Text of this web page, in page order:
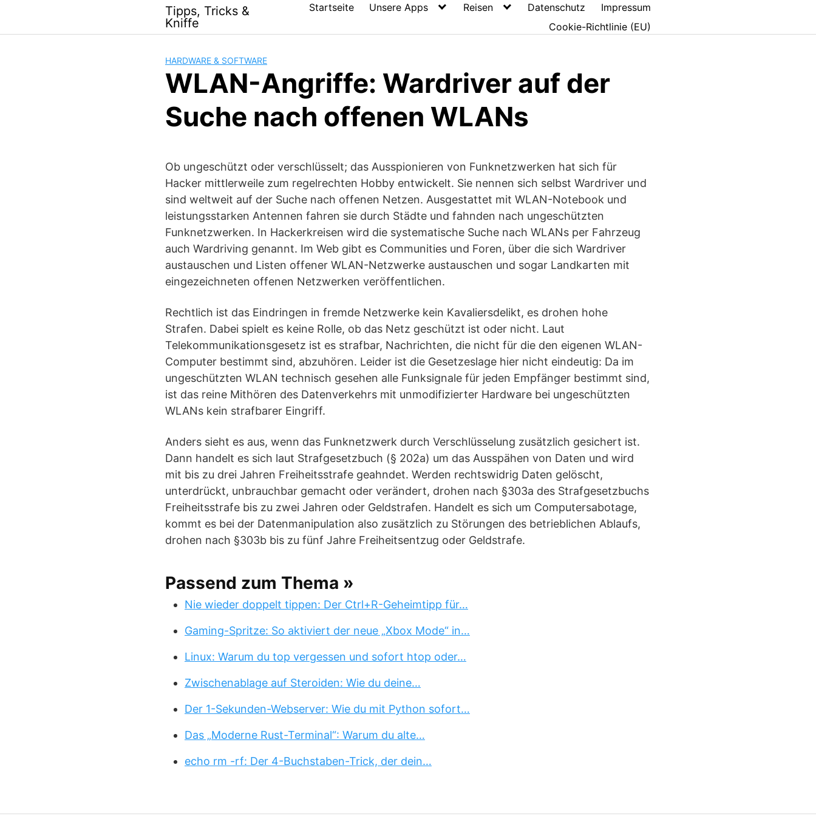
content
Tipps, Tricks &
Kniffe
Startseite Unsere Apps Reisen Datenschutz
Impressum
Cookie-Richtlinie (EU)
HARDWARE & SOFTWARE
WLAN-Angriffe: Wardriver auf der
Suche nach offenen WLANs
Ob ungeschützt oder verschlüsselt; das Ausspionieren von Funknetzwerken hat sich für
Hacker mittlerweile zum regelrechten Hobby entwickelt. Sie nennen sich selbst Wardriver und
sind weltweit auf der Suche nach offenen Netzen. Ausgestattet mit WLAN-Notebook und
leistungsstarken Antennen fahren sie durch Städte und fahnden nach ungeschützten
Funknetzwerken. In Hackerkreisen wird die systematische Suche nach WLANs per Fahrzeug
auch Wardriving genannt. Im Web gibt es Communities und Foren, über die sich Wardriver
austauschen und Listen offener WLAN-Netzwerke austauschen und sogar Landkarten mit
eingezeichneten offenen Netzwerken veröffentlichen.
Rechtlich ist das Eindringen in fremde Netzwerke kein Kavaliersdelikt, es drohen hohe
Strafen. Dabei spielt es keine Rolle, ob das Netz geschützt ist oder nicht. Laut
Telekommunikationsgesetz ist es strafbar, Nachrichten, die nicht für die den eigenen WLAN-
Computer bestimmt sind, abzuhören. Leider ist die Gesetzeslage hier nicht eindeutig: Da im
ungeschützten WLAN technisch gesehen alle Funksignale für jeden Empfänger bestimmt sind,
ist das reine Mithören des Datenverkehrs mit unmodifizierter Hardware bei ungeschützten
WLANs kein strafbarer Eingriff.
Anders sieht es aus, wenn das Funknetzwerk durch Verschlüsselung zusätzlich gesichert ist.
Dann handelt es sich laut Strafgesetzbuch (§ 202a) um das Ausspähen von Daten und wird
mit bis zu drei Jahren Freiheitsstrafe geahndet. Werden rechtswidrig Daten gelöscht,
unterdrückt, unbrauchbar gemacht oder verändert, drohen nach §303a des Strafgesetzbuchs
Freiheitsstrafe bis zu zwei Jahren oder Geldstrafen. Handelt es sich um Computersabotage,
kommt es bei der Datenmanipulation also zusätzlich zu Störungen des betrieblichen Ablaufs,
drohen nach §303b bis zu fünf Jahre Freiheitsentzug oder Geldstrafe.
Passend zum Thema »
Nie wieder doppelt tippen: Der Ctrl+R-Geheimtipp für…
Gaming-Spritze: So aktiviert der neue „Xbox Mode“ in…
Linux: Warum du top vergessen und sofort htop oder…
Zwischenablage auf Steroiden: Wie du deine…
Der 1-Sekunden-Webserver: Wie du mit Python sofort…
Das „Moderne Rust-Terminal“: Warum du alte…
echo rm -rf: Der 4-Buchstaben-Trick, der dein…